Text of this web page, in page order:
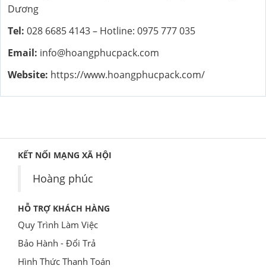
Dương
Tel: 028 6685 4143 – Hotline: 0975 777 035
Email: info@hoangphucpack.com
Website: https://www.hoangphucpack.com/
KẾT NỐI MẠNG XÃ HỘI
Hoàng phúc
HỖ TRỢ KHÁCH HÀNG
Quy Trình Làm Việc
Bảo Hành - Đổi Trả
Hình Thức Thanh Toán